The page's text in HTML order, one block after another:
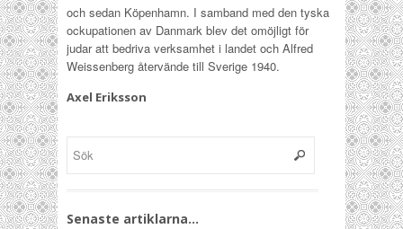
och sedan Köpenhamn. I samband med den tyska
ockupationen av Danmark blev det omöjligt för
judar att bedriva verksamhet i landet och Alfred
Weissenberg återvände till Sverige 1940.
Axel Eriksson
Senaste artiklarna…